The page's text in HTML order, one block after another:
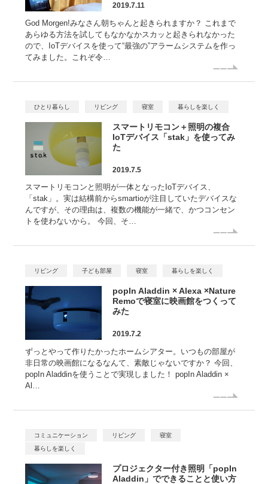
2019.7.11
God Morgen!みなさん朝ちゃんと起きられますか？ これまで
あらゆる方法を試してもなかなかスカッと起きられなかった
ので、IoTデバイスを使って“最強の”アラームシステムを作っ
てみました。これぞ令…
ひとり暮らし リビング 寝室 暮らしを楽しく
スマートリモコン＋照明の複合
IoTデバイス「stak」を使ってみ
た
2019.7.5
スマートリモコンと照明が一体となったIoTデバイス、
「stak」。実は結構前からsmartioが注目していたデバイスな
んですが、その理由は、複数の機能が一緒で、かつコンセン
トを使わないから。 今回、そ…
リビング 子ども部屋 寝室 暮らしを楽しく
popIn Aladdin × Alexa ×Nature
Remoで寝室に映画館をつくって
みた
2019.7.2
ずっとやって作りたかったホームシアター。いつもの部屋が
非日常の映画館になるなんて、素敵じゃないですか？ 今回、
popIn Aladdinを使うことで実現しました！ popIn Aladdin ×
Al…
コミュニケーション リビング
寝室
暮らしを楽しく
プロジェクター付き照明「popIn
Aladdin」でできることと使い方